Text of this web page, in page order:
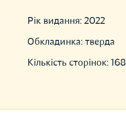
Рік видання: 2022
Обкладинка: тверда
Кількість сторінок: 168